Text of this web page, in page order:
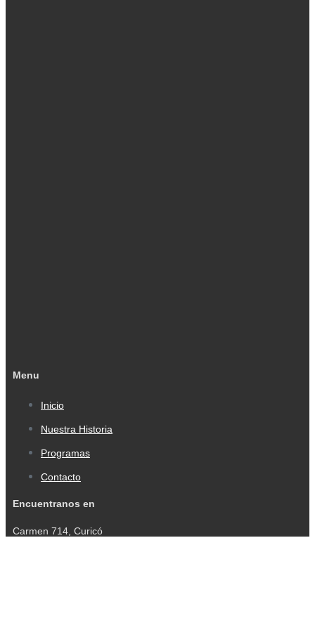
Menu
Inicio
Nuestra Historia
Programas
Contacto
Encuentranos en
Carmen 714, Curicó